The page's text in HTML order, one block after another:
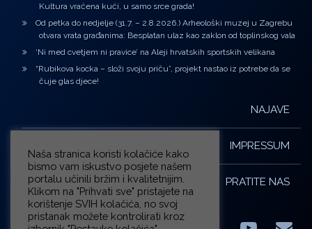
Kultura vraćena kući, u samo srce grada!
Od petka do nedjelje (31.7. – 2.8.2026.) Arheološki muzej u Zagrebu
otvara vrata građanima: Besplatan ulaz kao zaklon od toplinskog vala
‘Ni med cvetjem ni pravice’ na Aleji hrvatskih sportskih velikana
“Rubikova kocka – složi svoju priču”, projekt nastao iz potrebe da se
čuje glas djece!
NAJAVE
IMPRESSUM
PRATITE NAS
Naša stranica koristi kolačiće kako
bismo vam iskustvo posjete našem
portalu učinili bržim i kvalitetnijim.
Klikom na "Prihvati sve" pristajete na
korištenje SVIH kolačića, no svoj
pristanak možete kontrolirati kroz